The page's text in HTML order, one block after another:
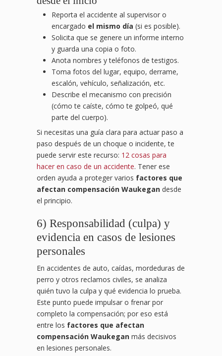
Reporta el accidente al supervisor o
encargado el mismo día (si es posible).
Solicita que se genere un informe interno
y guarda una copia o foto.
Anota nombres y teléfonos de testigos.
Toma fotos del lugar, equipo, derrame,
escalón, vehículo, señalización, etc.
Describe el mecanismo con precisión
(cómo te caíste, cómo te golpeó, qué
parte del cuerpo).
Si necesitas una guía clara para actuar paso a
paso después de un choque o incidente, te
puede servir este recurso: 12 cosas para
hacer en caso de un accidente. Tener ese
orden ayuda a proteger varios factores que
afectan compensación Waukegan desde
el principio.
6) Responsabilidad (culpa) y
evidencia en casos de lesiones
personales
En accidentes de auto, caídas, mordeduras de
perro y otros reclamos civiles, se analiza
quién tuvo la culpa y qué evidencia lo prueba.
Este punto puede impulsar o frenar por
completo la compensación; por eso está
entre los factores que afectan
compensación Waukegan más decisivos
en lesiones personales.